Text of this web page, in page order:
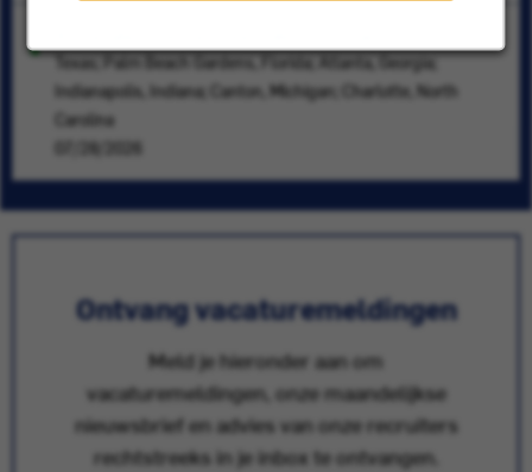
Texas; Palm Beach Gardens, Florida; Atlanta, Georgia;
Indianapolis, Indiana; Canton, Michigan; Charlotte, North
Carolina
Ontvang vacaturemeldingen
Meld je hieronder aan om
vacaturemeldingen, onze maandelijkse
nieuwsbrief en advies van onze recruiters
rechtstreeks in je inbox te ontvangen.